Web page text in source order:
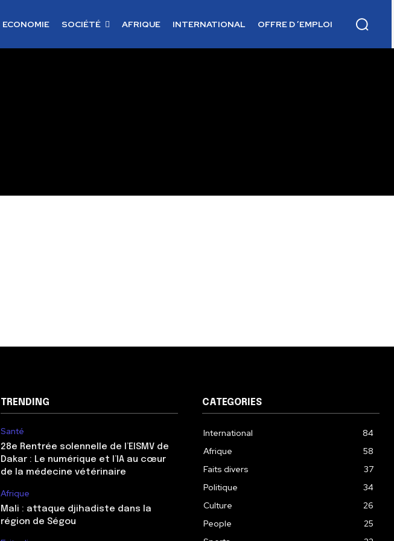
ECONOMIE SOCIÉTÉ AFRIQUE INTERNATIONAL OFFRE D ’EMPLOI
TRENDING
Santé
28e Rentrée solennelle de l’EISMV de
Dakar : Le numérique et l’IA au cœur
de la médecine vétérinaire
Afrique
Mali : attaque djihadiste dans la
région de Ségou
CATEGORIES
International
84
Afrique
58
Faits divers
37
Politique
34
Culture
26
People
25